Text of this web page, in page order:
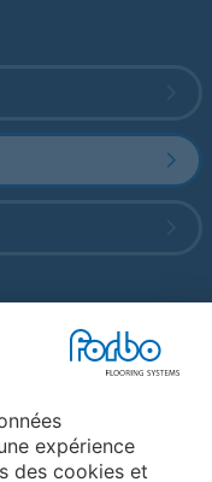
expérience
des cookies et